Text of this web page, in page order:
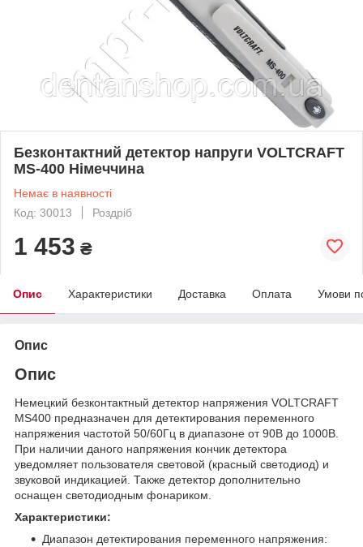
Безконтактний детектор напруги VOLTCRAFT
MS-400 Німеччина
Немає в наявності
Код: 30013
Роздріб
1 453 ₴
Опис Характеристики Доставка Оплата Умови
Опис
Опис
Немецкий безконтактный детектор напряжения VOLTCRAFT
MS400 предназначен для детектирования переменного
напряжения частотой 50/60Гц в диапазоне от 90В до 1000В.
При наличии даного напряжения кончик детектора
уведомляет пользователя световой (красный светодиод) и
звуковой индикацией. Также детектор дополнительно
оснащен светодиодным фонариком.
Характеристики:
Диапазон детектирования переменного напряжения: